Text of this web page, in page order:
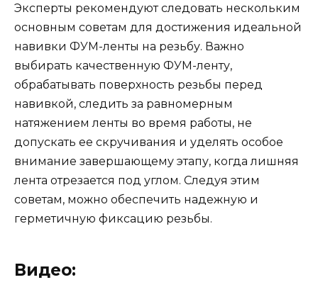
Эксперты рекомендуют следовать нескольким
основным советам для достижения идеальной
навивки ФУМ-ленты на резьбу. Важно
выбирать качественную ФУМ-ленту,
обрабатывать поверхность резьбы перед
навивкой, следить за равномерным
натяжением ленты во время работы, не
допускать ее скручивания и уделять особое
внимание завершающему этапу, когда лишняя
лента отрезается под углом. Следуя этим
советам, можно обеспечить надежную и
герметичную фиксацию резьбы.
Видео: